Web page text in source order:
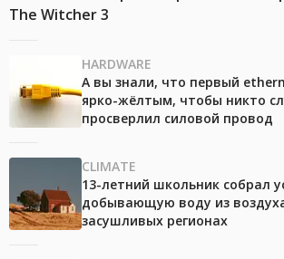
The Witcher 3
HARDWARE
А вы знали, что первый
ярко-жёлтым, чтобы никто
просверлил силовой провод
CLIMATE
13-летний школьник собрал
добывающую воду из
засушливых регионах